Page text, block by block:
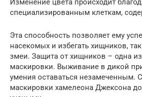
Изменение цвета происходит
специализированным клеткам,
Эта способность позволяет ему
насекомых и избегать хищников,
змеи. Защита от хищников – одна
маскировки. Выживание в дикой
умения оставаться незамеченным.
маскировки хамелеона Джексона